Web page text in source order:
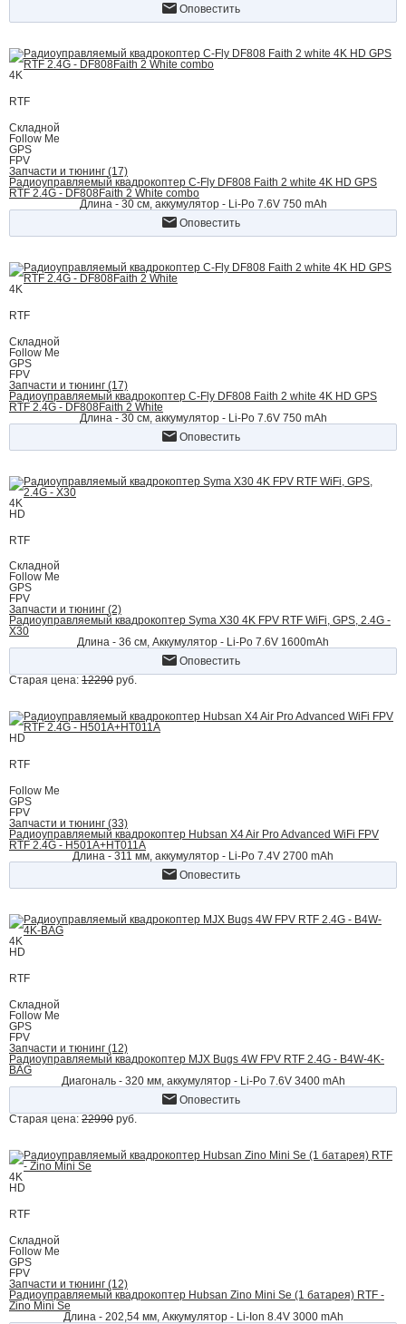
Оповестить
4K
RTF
Складной
Follow Me
GPS
FPV
Запчасти и тюнинг (17)
Радиоуправляемый квадрокоптер C-Fly DF808 Faith 2 white 4K HD GPS
RTF 2.4G - DF808Faith 2 White combo
Длина - 30 см, аккумулятор - Li-Po 7.6V 750 mAh
Оповестить
4K
RTF
Складной
Follow Me
GPS
FPV
Запчасти и тюнинг (17)
Радиоуправляемый квадрокоптер C-Fly DF808 Faith 2 white 4K HD GPS
RTF 2.4G - DF808Faith 2 White
Длина - 30 см, аккумулятор - Li-Po 7.6V 750 mAh
Оповестить
4K
HD
RTF
Складной
Follow Me
GPS
FPV
Запчасти и тюнинг (2)
Радиоуправляемый квадрокоптер Syma X30 4K FPV RTF WiFi, GPS, 2.4G -
X30
Длина - 36 см, Аккумулятор - Li-Po 7.6V 1600mAh
Оповестить
Старая цена: 12290 руб.
HD
RTF
Follow Me
GPS
FPV
Запчасти и тюнинг (33)
Радиоуправляемый квадрокоптер Hubsan X4 Air Pro Advanced WiFi FPV
RTF 2.4G - H501A+HT011A
Длина - 311 мм, аккумулятор - Li-Po 7.4V 2700 mAh
Оповестить
4K
HD
RTF
Складной
Follow Me
GPS
FPV
Запчасти и тюнинг (12)
Радиоуправляемый квадрокоптер MJX Bugs 4W FPV RTF 2.4G - B4W-4K-
BAG
Диагональ - 320 мм, аккумулятор - Li-Po 7.6V 3400 mAh
Оповестить
Старая цена: 22990 руб.
4K
HD
RTF
Складной
Follow Me
GPS
FPV
Запчасти и тюнинг (12)
Радиоуправляемый квадрокоптер Hubsan Zino Mini Se (1 батарея) RTF -
Zino Mini Se
Длина - 202,54 мм, Аккумулятор - Li-Ion 8.4V 3000 mAh